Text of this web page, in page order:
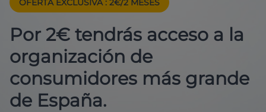
Por 2€ tendrás acceso a la
organización de
consumidores más grande
de España.